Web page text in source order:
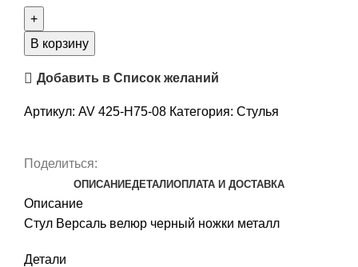
В корзину
Добавить в Список желаний
Артикул: AV 425-H75-08 Категория: Стулья
Поделиться:
ОПИСАНИЕДЕТАЛИОПЛАТА И ДОСТАВКА
Описание
Стул Версаль велюр черный ножки металл
Детали